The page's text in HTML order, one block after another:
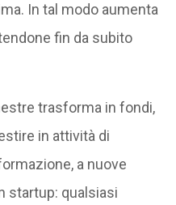
In tal modo aumenta
fin da subito
trasforma in fondi,
in attività di
a nuove
startup: qualsiasi